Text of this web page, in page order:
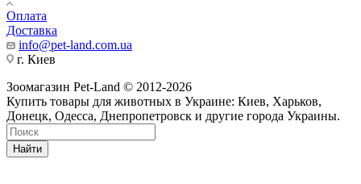
Оплата
Доставка
info@pet-land.com.ua
г. Киев
Зоомагазин Pet-Land © 2012-2026
Купить товары для животных в Украине: Киев, Харьков,
Донецк, Одесса, Днепропетровск и другие города Украины.
Найти